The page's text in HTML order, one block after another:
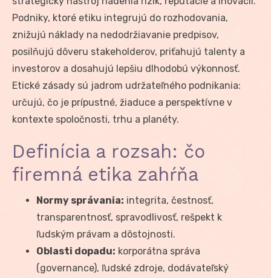
Podniky, ktoré etiku integrujú do rozhodovania,
znižujú náklady na nedodržiavanie predpisov,
posilňujú dôveru stakeholderov, priťahujú talenty a
investorov a dosahujú lepšiu dlhodobú výkonnosť.
Etické zásady sú jadrom udržateľného podnikania:
určujú, čo je prípustné, žiaduce a perspektívne v
kontexte spoločnosti, trhu a planéty.
Definícia a rozsah: čo
firemná etika zahŕňa
Normy správania: integrita, čestnosť,
transparentnosť, spravodlivosť, rešpekt k
ľudským právam a dôstojnosti.
Oblasti dopadu: korporátna správa
(governance), ľudské zdroje, dodávateľský